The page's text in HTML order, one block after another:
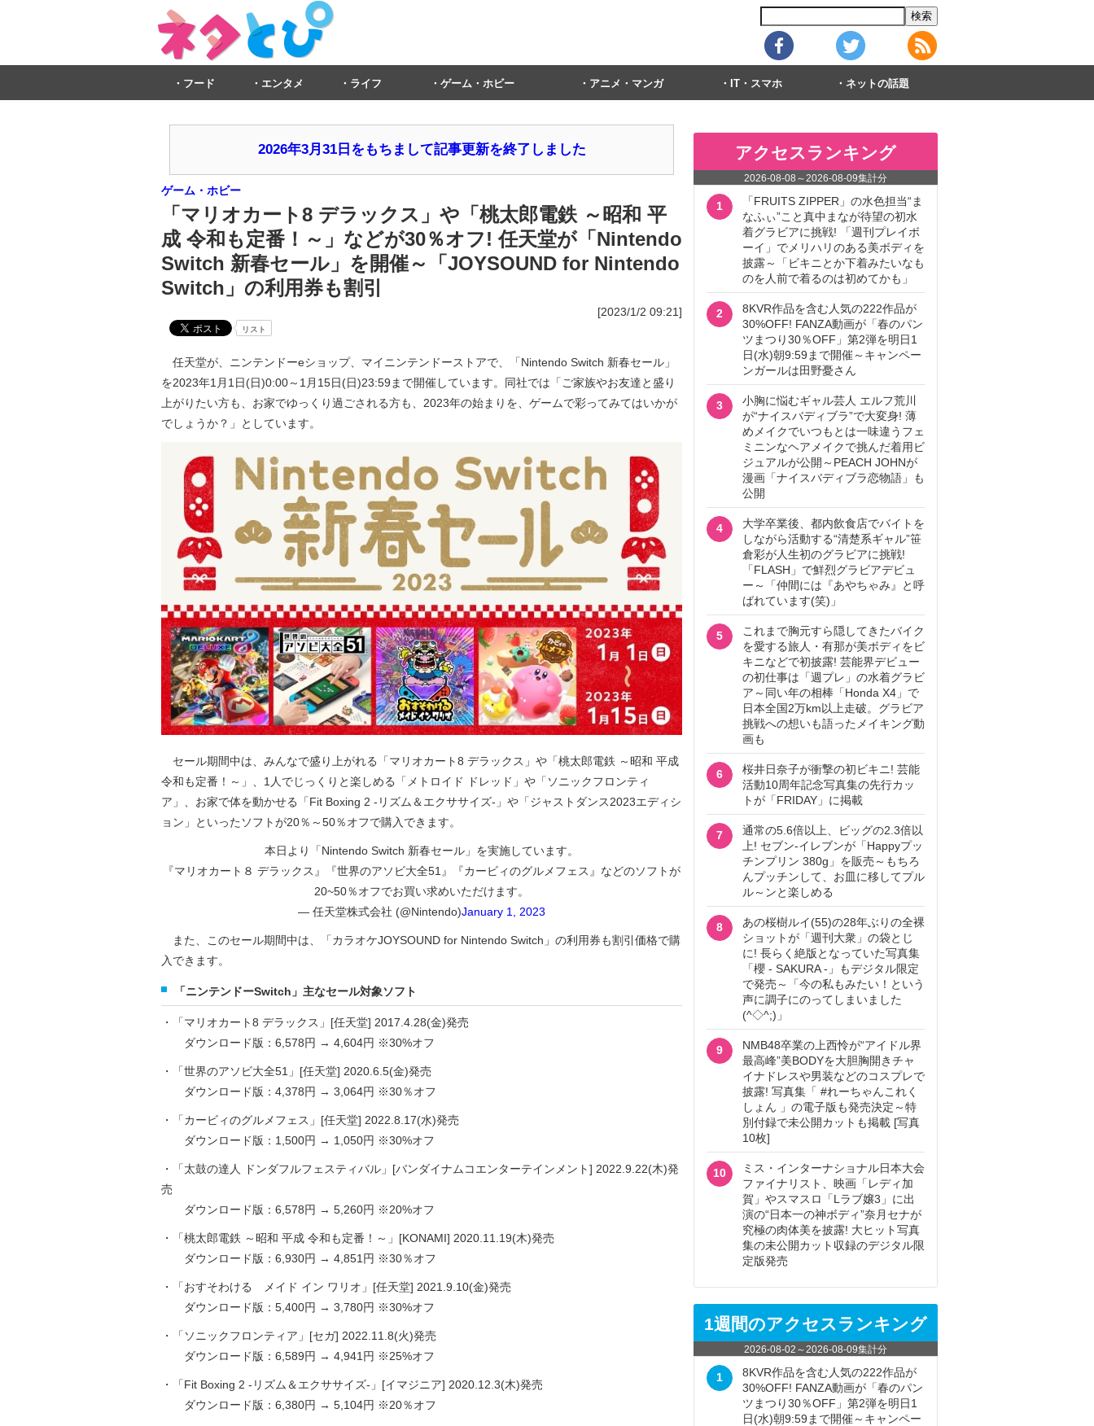
フード エンタメ ライフ ゲーム・ホビー アニメ・マンガ IT・スマホ ネットの話題
2026年3月31日をもちまして記事更新を終了しました
ゲーム・ホビー
「マリオカート8 デラックス」や「桃太郎電鉄 ～昭和 平
成 令和も定番！～」などが30％オフ! 任天堂が「Nintendo
Switch 新春セール」を開催～「JOYSOUND for Nintendo
Switch」の利用券も割引
[2023/1/2 09:21]
リスト
任天堂が、ニンテンドーeショップ、マイニンテンドーストアで、「Nintendo Switch 新春セール」
を2023年1月1日(日)0:00～1月15日(日)23:59まで開催しています。同社では「ご家族やお友達と盛り
上がりたい方も、お家でゆっくり過ごされる方も、2023年の始まりを、ゲームで彩ってみてはいかが
でしょうか？」としています。
セール期間中は、みんなで盛り上がれる「マリオカート8 デラックス」や「桃太郎電鉄 ～昭和 平成
令和も定番！～」、1人でじっくりと楽しめる「メトロイド ドレッド」や「ソニックフロンティ
ア」、お家で体を動かせる「Fit Boxing 2 -リズム＆エクササイズ-」や「ジャストダンス2023エディシ
ョン」といったソフトが20％～50％オフで購入できます。
本日より「Nintendo Switch 新春セール」を実施しています。
『マリオカート８ デラックス』『世界のアソビ大全51』『カービィのグルメフェス』などのソフトが
20~50％オフでお買い求めいただけます。
— 任天堂株式会社 (@Nintendo)January 1, 2023
また、このセール期間中は、「カラオケJOYSOUND for Nintendo Switch」の利用券も割引価格で購
入できます。
「ニンテンドーSwitch」主なセール対象ソフト
・「マリオカート8 デラックス」[任天堂] 2017.4.28(金)発売
ダウンロード版：6,578円 → 4,604円 ※30%オフ
・「世界のアソビ大全51」[任天堂] 2020.6.5(金)発売
ダウンロード版：4,378円 → 3,064円 ※30％オフ
・「カービィのグルメフェス」[任天堂] 2022.8.17(水)発売
ダウンロード版：1,500円 → 1,050円 ※30%オフ
・「太鼓の達人 ドンダフルフェスティバル」[バンダイナムコエンターテインメント] 2022.9.22(木)発
売
ダウンロード版：6,578円 → 5,260円 ※20%オフ
・「桃太郎電鉄 ～昭和 平成 令和も定番！～」[KONAMI] 2020.11.19(木)発売
ダウンロード版：6,930円 → 4,851円 ※30％オフ
・「おすそわける メイド イン ワリオ」[任天堂] 2021.9.10(金)発売
ダウンロード版：5,400円 → 3,780円 ※30%オフ
・「ソニックフロンティア」[セガ] 2022.11.8(火)発売
ダウンロード版：6,589円 → 4,941円 ※25%オフ
・「Fit Boxing 2 -リズム＆エクササイズ-」[イマジニア] 2020.12.3(木)発売
ダウンロード版：6,380円 → 5,104円 ※20％オフ
アクセスランキング
2026-08-08 ～2026-08-09集計分
1
「FRUITS ZIPPER」の水色担当“ま
なふぃ”こと真中まなが待望の初水
着グラビアに挑戦! 「週刊プレイボ
ーイ」でメリハリのある美ボディを
披露～「ビキニとか下着みたいなも
のを人前で着るのは初めてかも」
2
8KVR作品を含む人気の222作品が
30%OFF! FANZA動画が「春のパン
ツまつり30％OFF」第2弾を明日1
日(水)朝9:59まで開催～キャンペー
ンガールは田野憂さん
3
小胸に悩むギャル芸人 エルフ荒川
が“ナイスバディブラ”で大変身! 薄
めメイクでいつもとは一味違うフェ
ミニンなヘアメイクで挑んだ着用ビ
ジュアルが公開～PEACH JOHNが
漫画「ナイスバディブラ恋物語」も
公開
4
大学卒業後、都内飲食店でバイトを
しながら活動する“清楚系ギャル”笹
倉彩が人生初のグラビアに挑戦!
「FLASH」で鮮烈グラビアデビュ
ー～「仲間には『あやちゃみ』と呼
ばれています(笑)」
5
これまで胸元すら隠してきたバイク
を愛する旅人・有那が美ボディをビ
キニなどで初披露! 芸能界デビュー
の初仕事は「週プレ」の水着グラビ
ア～同い年の相棒「Honda X4」で
日本全国2万km以上走破。グラビア
挑戦への想いも語ったメイキング動
画も
6
桜井日奈子が衝撃の初ビキニ! 芸能
活動10周年記念写真集の先行カッ
トが「FRIDAY」に掲載
7
通常の5.6倍以上、ビッグの2.3倍以
上! セブン‐イレブンが「Happyプッ
チンプリン 380g」を販売～もちろ
んプッチンして、お皿に移してプル
ル～ンと楽しめる
8
あの桜樹ルイ(55)の28年ぶりの全裸
ショットが「週刊大衆」の袋とじ
に! 長らく絶版となっていた写真集
「櫻 - SAKURA -」もデジタル限定
で発売～「今の私もみたい！という
声に調子にのってしまいました
(^◇^;)」
9
NMB48卒業の上西怜が“アイドル界
最高峰”美BODYを大胆胸開きチャ
イナドレスや男装などのコスプレで
披露! 写真集「 #れーちゃんこれく
しょん 」の電子版も発売決定～特
別付録で未公開カットも掲載 [写真
10枚]
10
ミス・インターナショナル日本大会
ファイナリスト、映画「レディ加
賀」やスマスロ「Lラブ嬢3」に出
演の“日本一の神ボディ”奈月セナが
究極の肉体美を披露! 大ヒット写真
集の未公開カット収録のデジタル限
定版発売
1週間のアクセスランキング
2026-08-02 ～2026-08-09集計分
1
8KVR作品を含む人気の222作品が
30%OFF! FANZA動画が「春のパン
ツまつり30％OFF」第2弾を明日1
日(水)朝9:59まで開催～キャンペー